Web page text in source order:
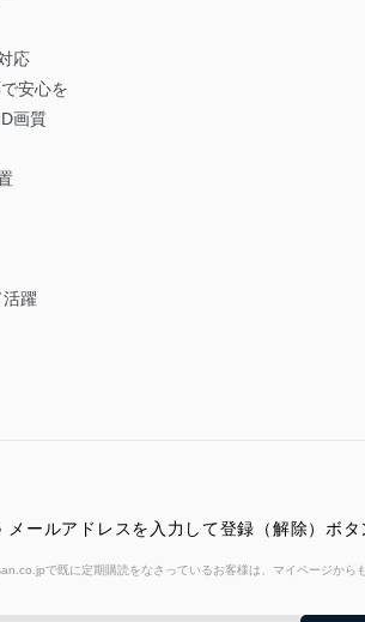
応
安心を
画質
躍
ールアドレスを入力して登録（解除）ボタ
で既に定期購読をなさっているお客様は、マイページから